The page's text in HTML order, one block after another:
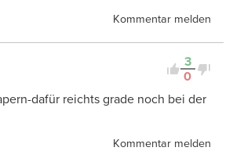
Kommentar melden
3
0
dafür reichts grade noch bei der
Kommentar melden